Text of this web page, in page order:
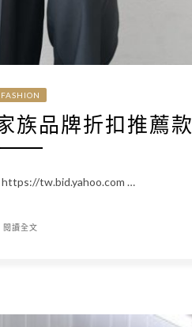
FASHION
族品牌折扣推薦款
tw.bid.yahoo.com …
閱讀全文